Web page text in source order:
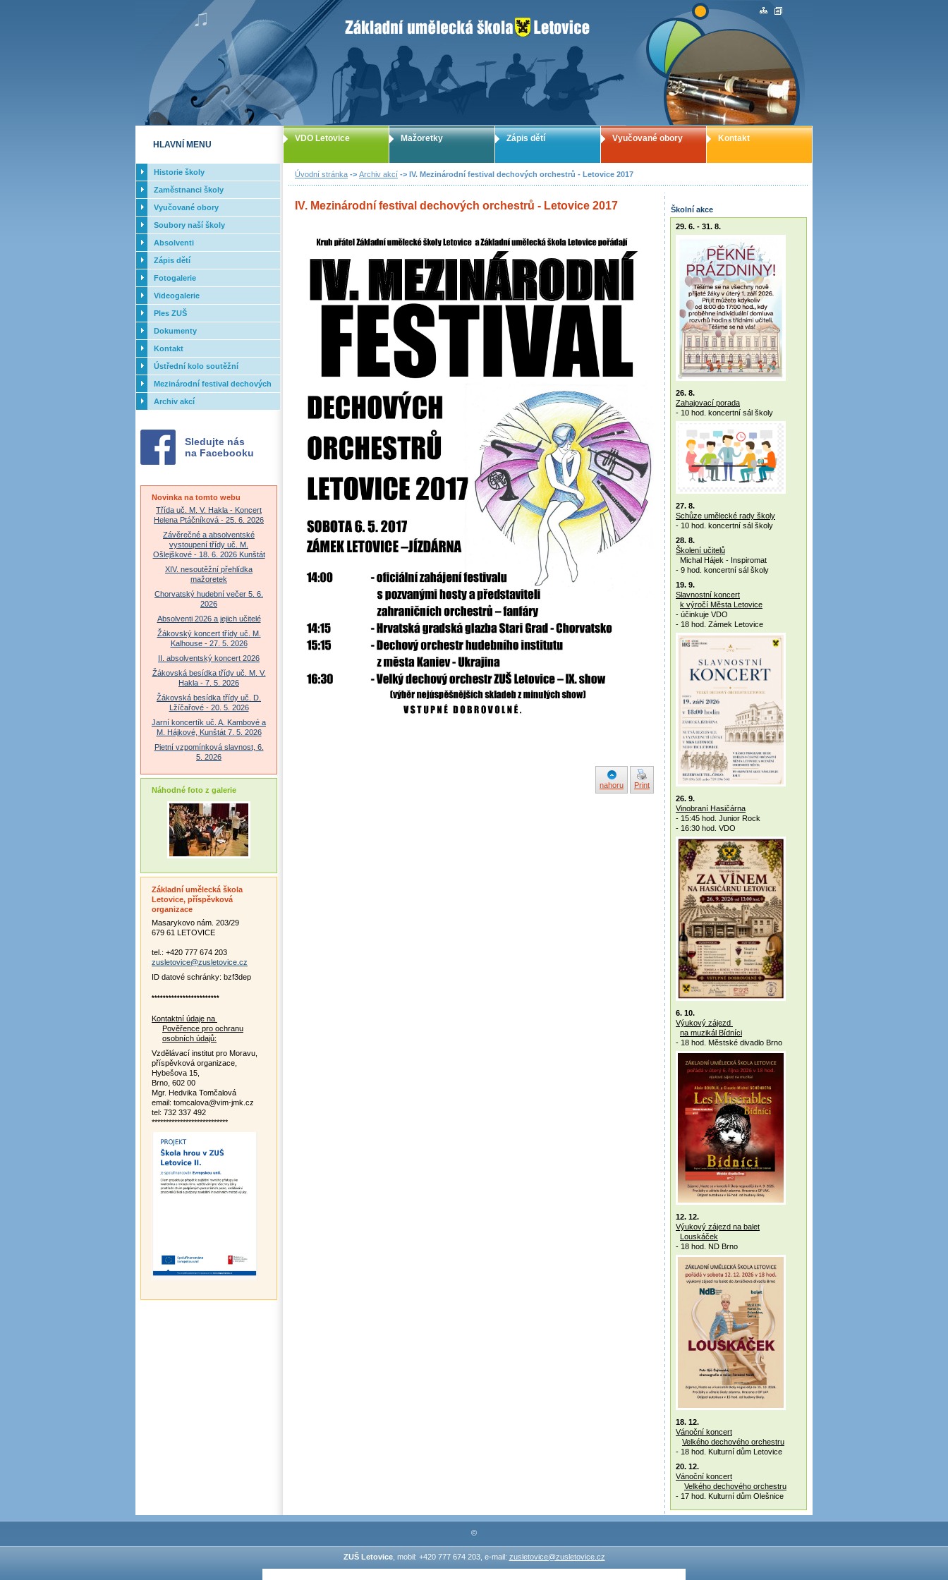
ZUŠ Letovice - Základní umělecká škola
Úvodní stránka -> Archiv akcí -> IV. Mezinárodní festival dechových orchestrů - Letovice 2017
IV. Mezinárodní festival dechových orchestrů - Letovice 2017
nahoru Print
Školní akce
29. 6. - 31. 8.
26. 8.
Zahajovací porada
- 10 hod. koncertní sál školy
27. 8.
Schůze umělecké rady školy
- 10 hod. koncertní sál školy
28. 8.
Školení učitelů
Michal Hájek - Inspiromat
- 9 hod. koncertní sál školy
19. 9.
Slavnostní koncert
k výročí Města Letovice
- účinkuje VDO
- 18 hod. Zámek Letovice
26. 9.
Vinobraní Hasičárna
- 15:45 hod. Junior Rock
- 16:30 hod. VDO
6. 10.
Výukový zájezd
na muzikál Bídníci
- 18 hod. Městské divadlo Brno
12. 12.
Výukový zájezd na balet
Louskáček
- 18 hod. ND Brno
18. 12.
Vánoční koncert
Velkého dechového orchestru
- 18 hod. Kulturní dům Letovice
20. 12.
Vánoční koncert
Velkého dechového orchestru
- 17 hod. Kulturní dům Olešnice
VDO Letovice Mažoretky Zápis dětí Vyučované obory Kontakt
HLAVNÍ MENU
Historie školy
Zaměstnanci školy
Vyučované obory
Soubory naší školy
Absolventi
Zápis dětí
Fotogalerie
Videogalerie
Ples ZUŠ
Dokumenty
Kontakt
Ústřední kolo soutěžní
přehlídky dechových orchestrů
ZUŠ - 2017
Mezinárodní festival dechových
orchestrů - Letovice
Archiv akcí
Sledujte nás
na Facebooku
Novinka na tomto webu
Třída uč. M. V. Hakla - Koncert
Helena Ptáčníková - 25. 6. 2026
Závěrečné a absolventské
vystoupení třídy uč. M.
Ošlejškové - 18. 6. 2026 Kunštát
XIV. nesoutěžní přehlídka
mažoretek
Chorvatský hudební večer 5. 6.
2026
Absolventi 2026 a jejich učitelé
Žákovský koncert třídy uč. M.
Kalhouse - 27. 5. 2026
II. absolventský koncert 2026
Žákovská besídka třídy uč. M. V.
Hakla - 7. 5. 2026
Žákovská besídka třídy uč. D.
Lžíčařové - 20. 5. 2026
Jarní koncertík uč. A. Kambové a
M. Hájkové, Kunštát 7. 5. 2026
Pietní vzpomínková slavnost, 6.
5. 2026
Náhodné foto z galerie
Základní umělecká škola
Letovice, příspěvková
organizace
Masarykovo nám. 203/29
679 61 LETOVICE
tel.: +420 777 674 203
zusletovice@zusletovice.cz
ID datové schránky: bzf3dep
************************
Kontaktní údaje na
Pověřence pro ochranu
osobních údajů:
Vzdělávací institut pro Moravu,
příspěvková organizace,
Hybešova 15,
Brno, 602 00
Mgr. Hedvika Tomčalová
email: tomcalova@vim-jmk.cz
tel: 732 337 492
***************************
©
ZUŠ Letovice, mobil: +420 777 674 203, e-mail: zusletovice@zusletovice.cz